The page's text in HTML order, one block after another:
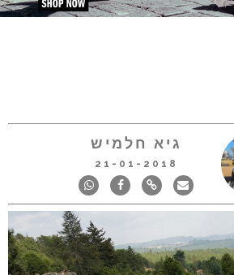
גיא חלמיש
21-01-2018